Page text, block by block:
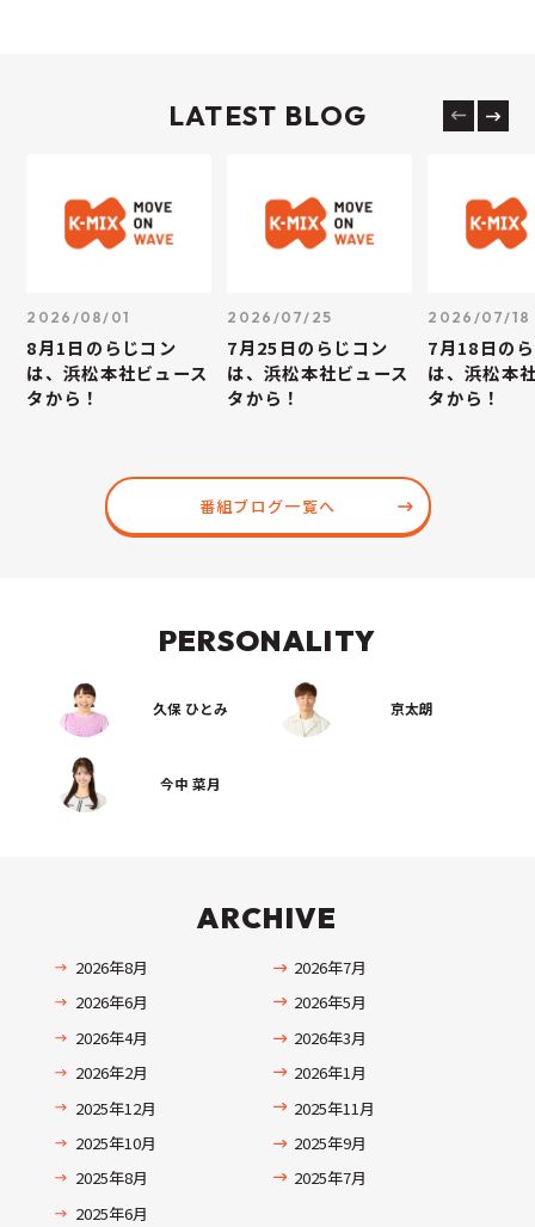
LATEST BLOG
2026/08/01
8月1日のらじコン
は、浜松本社ビュース
タから！
2026/07/25
7月25日のらじコン
は、浜松本社ビュース
タから！
2026/07/18
7月18日の
は、浜松本
タから！
番組ブログ一覧へ
PERSONALITY
久保 ひとみ 京太朗
今中 菜月
ARCHIVE
2026年8月
2026年7月
2026年6月
2026年5月
2026年4月
2026年3月
2026年2月
2026年1月
2025年12月
2025年11月
2025年10月
2025年9月
2025年8月
2025年7月
2025年6月